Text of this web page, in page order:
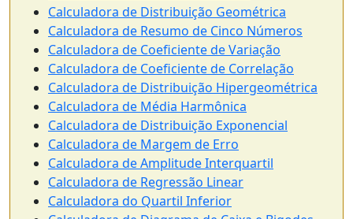
Calculadora de Distribuição Geométrica
Calculadora de Resumo de Cinco Números
Calculadora de Coeficiente de Variação
Calculadora de Coeficiente de Correlação
Calculadora de Distribuição Hipergeométrica
Calculadora de Média Harmônica
Calculadora de Distribuição Exponencial
Calculadora de Margem de Erro
Calculadora de Amplitude Interquartil
Calculadora de Regressão Linear
Calculadora do Quartil Inferior